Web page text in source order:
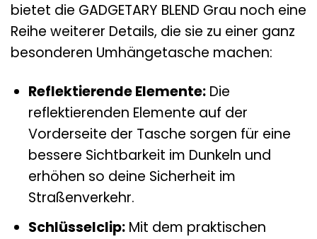
bietet die GADGETARY BLEND Grau noch eine
Reihe weiterer Details, die sie zu einer ganz
besonderen Umhängetasche machen:
Reflektierende Elemente:Die
reflektierenden Elemente auf der
Vorderseite der Tasche sorgen für eine
bessere Sichtbarkeit im Dunkeln und
erhöhen so deine Sicherheit im
Straßenverkehr.
Schlüsselclip:Mit dem praktischen